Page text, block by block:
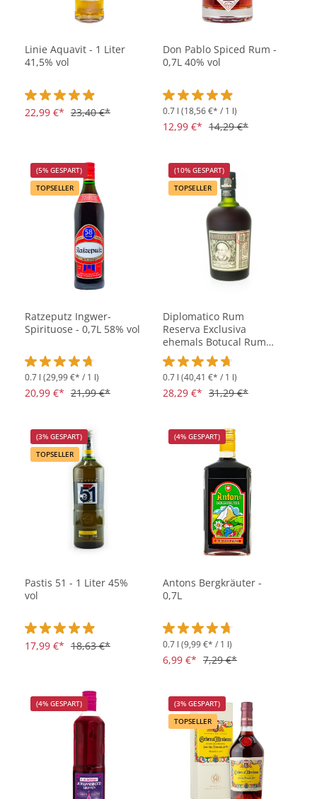
Linie Aquavit - 1 Liter
41,5% vol
Durchschnittliche Bewertung von 4.9 von 5 Sternen
22,99 €* 23,40 €*
Don Pablo Spiced Rum -
0,7L 40% vol
Durchschnittliche Bewertung
0.7 l (18,56 €* / 1 l)
12,99 €* 14,29 €*
(5% GESPART)
TOPSELLER
Ratzeputz Ingwer-
Spirituose - 0,7L 58% vol
Durchschnittliche Bewertung von 4.7 von 5 Sternen
0.7 l (29,99 €* / 1 l)
20,99 €* 21,99 €*
(10% GESPART)
TOPSELLER
Diplomatico Rum
Reserva Exclusiva
ehemals Botucal Rum
Reserva Exclusiva - 0,7L
40% vol
Durchschnittliche Bewertung
0.7 l (40,41 €* / 1 l)
28,29 €* 31,29 €*
(3% GESPART)
TOPSELLER
Pastis 51 - 1 Liter 45%
vol
Durchschnittliche Bewertung von 4.9 von 5 Sternen
17,99 €* 18,63 €*
(4% GESPART)
Antons Bergkräuter -
0,7L
Durchschnittliche Bewertung
0.7 l (9,99 €* / 1 l)
6,99 €* 7,29 €*
(4% GESPART)
(3% GESPART)
TOPSELLER